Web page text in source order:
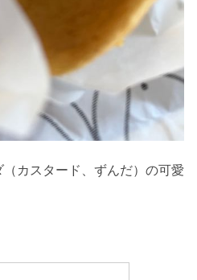
カスタード、ずんだ）の可愛